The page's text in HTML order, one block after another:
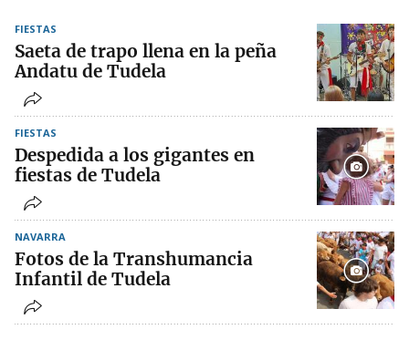
FIESTAS
Saeta de trapo llena en la peña
Andatu de Tudela
FIESTAS
Despedida a los gigantes en
fiestas de Tudela
NAVARRA
Fotos de la Transhumancia
Infantil de Tudela